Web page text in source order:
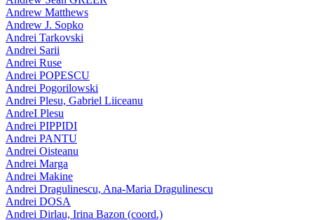
Andrew Matthews
Andrew J. Sopko
Andrei Tarkovski
Andrei Sarii
Andrei Ruse
Andrei POPESCU
Andrei Pogorilowski
Andrei Plesu, Gabriel Liiceanu
AndreI Plesu
Andrei PIPPIDI
Andrei PANTU
Andrei Oisteanu
Andrei Marga
Andrei Makine
Andrei Dragulinescu, Ana-Maria Dragulinescu
Andrei DOSA
Andrei Dirlau, Irina Bazon (coord.)